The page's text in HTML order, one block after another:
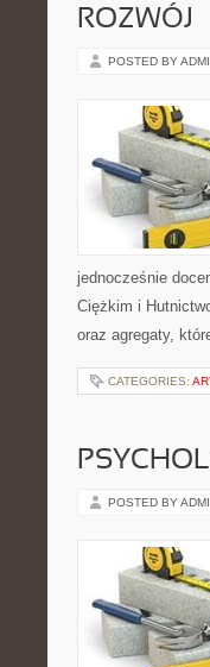
ROZWÓJ
POSTED BY
jednocześnie
Ciężkim i
oraz agregaty,
CATEGORIES:
POSTED BY